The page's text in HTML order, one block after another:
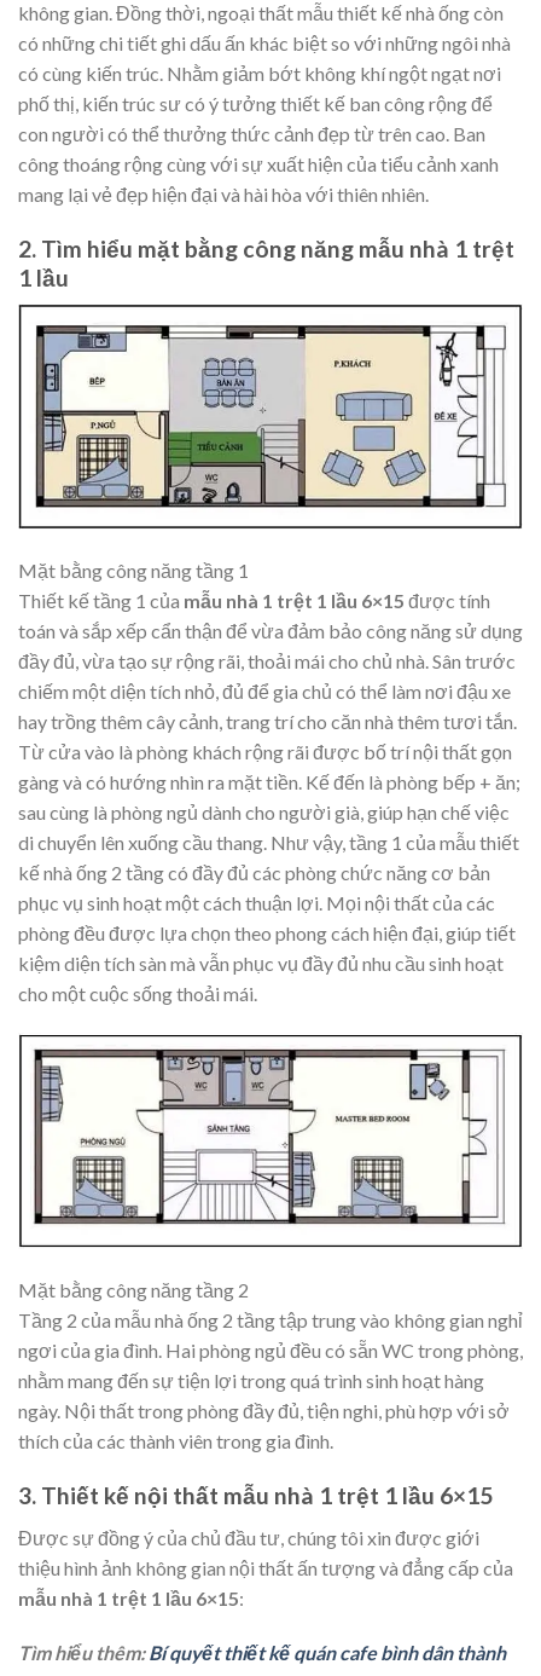
không gian. Đồng thời, ngoại thất mẫu thiết kế nhà ống còn
có những chi tiết ghi dấu ấn khác biệt so với những ngôi nhà
có cùng kiến trúc. Nhằm giảm bớt không khí ngột ngạt nơi
phố thị, kiến trúc sư có ý tưởng thiết kế ban công rộng để
con người có thể thưởng thức cảnh đẹp từ trên cao. Ban
công thoáng rộng cùng với sự xuất hiện của tiểu cảnh xanh
mang lại vẻ đẹp hiện đại và hài hòa với thiên nhiên.
2. Tìm hiểu mặt bằng công năng mẫu nhà 1 trệt
1 lầu
Mặt bằng công năng tầng 1
Thiết kế tầng 1 của mẫu nhà 1 trệt 1 lầu 6×15 được tính
toán và sắp xếp cẩn thận để vừa đảm bảo công năng sử dụng
đầy đủ, vừa tạo sự rộng rãi, thoải mái cho chủ nhà. Sân trước
chiếm một diện tích nhỏ, đủ để gia chủ có thể làm nơi đậu xe
hay trồng thêm cây cảnh, trang trí cho căn nhà thêm tươi tắn.
Từ cửa vào là phòng khách rộng rãi được bố trí nội thất gọn
gàng và có hướng nhìn ra mặt tiền. Kế đến là phòng bếp + ăn;
sau cùng là phòng ngủ dành cho người già, giúp hạn chế việc
di chuyển lên xuống cầu thang. Như vậy, tầng 1 của mẫu thiết
kế nhà ống 2 tầng có đầy đủ các phòng chức năng cơ bản
phục vụ sinh hoạt một cách thuận lợi. Mọi nội thất của các
phòng đều được lựa chọn theo phong cách hiện đại, giúp tiết
kiệm diện tích sàn mà vẫn phục vụ đầy đủ nhu cầu sinh hoạt
cho một cuộc sống thoải mái.
Mặt bằng công năng tầng 2
Tầng 2 của mẫu nhà ống 2 tầng tập trung vào không gian nghỉ
ngơi của gia đình. Hai phòng ngủ đều có sẵn WC trong phòng,
nhằm mang đến sự tiện lợi trong quá trình sinh hoạt hàng
ngày. Nội thất trong phòng đầy đủ, tiện nghi, phù hợp với sở
thích của các thành viên trong gia đình.
3. Thiết kế nội thất mẫu nhà 1 trệt 1 lầu 6×15
Được sự đồng ý của chủ đầu tư, chúng tôi xin được giới
thiệu hình ảnh không gian nội thất ấn tượng và đẳng cấp của
mẫu nhà 1 trệt 1 lầu 6×15:
Tìm hiểu thêm:Bí quyết thiết kế quán cafe bình dân thành